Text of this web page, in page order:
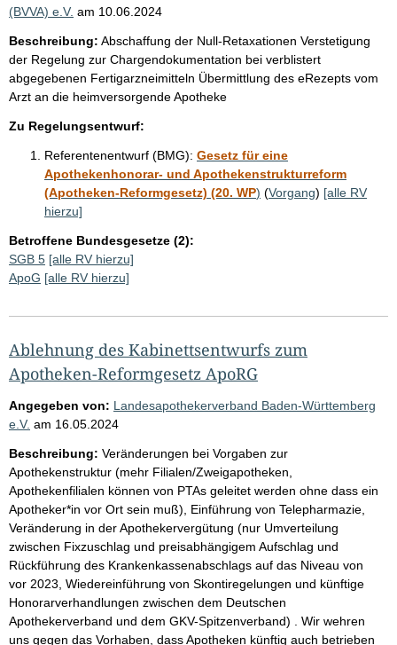
(BVVA) e.V. am 10.06.2024
Beschreibung: Abschaffung der Null-Retaxationen Verstetigung
der Regelung zur Chargendokumentation bei verblistert
abgegebenen Fertigarzneimitteln Übermittlung des eRezepts vom
Arzt an die heimversorgende Apotheke
Zu Regelungsentwurf:
Referentenentwurf (BMG): Gesetz für eine
Apothekenhonorar- und Apothekenstrukturreform
(Apotheken-Reformgesetz) (20. WP) (Vorgang) [alle RV
hierzu]
Betroffene Bundesgesetze (2):
SGB 5 [alle RV hierzu]
ApoG [alle RV hierzu]
Ablehnung des Kabinettsentwurfs zum
Apotheken-Reformgesetz ApoRG
Angegeben von: Landesapothekerverband Baden-Württemberg
e.V. am 16.05.2024
Beschreibung: Veränderungen bei Vorgaben zur
Apothekenstruktur (mehr Filialen/Zweigapotheken,
Apothekenfilialen können von PTAs geleitet werden ohne dass ein
Apotheker*in vor Ort sein muß), Einführung von Telepharmazie,
Veränderung in der Apothekervergütung (nur Umverteilung
zwischen Fixzuschlag und preisabhängigem Aufschlag und
Rückführung des Krankenkassenabschlags auf das Niveau von
vor 2023, Wiedereinführung von Skontiregelungen und künftige
Honorarverhandlungen zwischen dem Deutschen
Apothekerverband und dem GKV-Spitzenverband) . Wir wehren
uns gegen das Vorhaben, dass Apotheken künftig auch betrieben